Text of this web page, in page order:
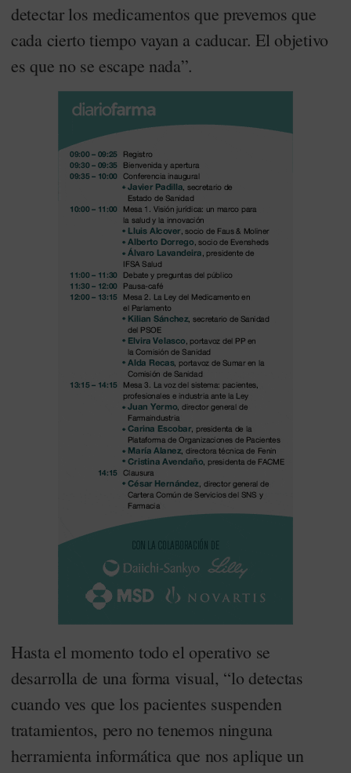
detectar los medicamentos que prevemos que
cada cierto tiempo vayan a caducar. El objetivo
es que no se escape nada”.
Hasta el momento todo el operativo se
desarrolla de una forma visual, “lo detectas
cuando ves que los pacientes suspenden
tratamientos, pero no tenemos ninguna
herramienta informática que nos aplique un